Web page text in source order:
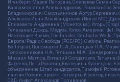
Игенбергс Мария Петровна, Слепаков Семен
Варламов Илья Александрович, Рамазанова
Владимирович, Смольянинов Артур
Алексеев Иван Александрович (Noize MC),
Елизавета Андреевна (Монеточка),
Телеканал Дождь, Медуза, Голос Америки, Idel.
Настоящее Время, The Insider, Deutsche Welle,
Европа/Радио Свобода (PCE/PC), Сибирь.
Bellingcat, Пономарев Л. А., Савицкая Л.А.,
Толоконникова Н.А., Гельман М.А., Шендерович
Михаил Маглов, Виталий Солдатских, Татьяна
Фадеева, Пётр Рузавин, Екатерина Кузнецова,
объединение Штаб кандидатов, Тимофей
партия России, проект Четвертый сектор,
ОВД-Инфо* Александр Поливанов.